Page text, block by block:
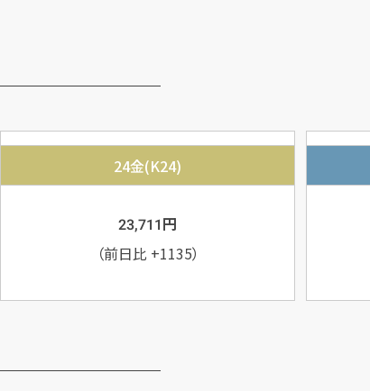
24金(K24)
23,711円
（前日比 +1135）